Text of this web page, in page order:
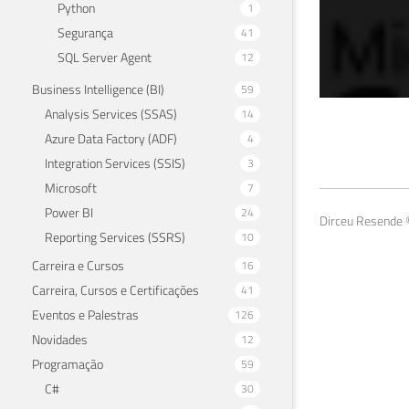
Python 1
Segurança 41
SQL Server Agent 12
Business Intelligence (BI) 59
Analysis Services (SSAS) 14
Azure Data Factory (ADF) 4
Integration Services (SSIS) 3
Microsoft 7
Power BI 24
Reporting Services (SSRS) 10
Carreira e Cursos 16
Carreira, Cursos e Certificações 41
Eventos e Palestras 126
Novidades 12
Programação 59
C# 30
Dirceu